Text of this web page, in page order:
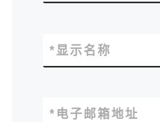
显示名称
*
电子邮箱地址
*